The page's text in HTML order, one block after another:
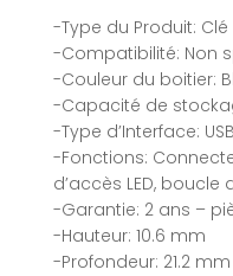
-Type du Produit: Clé
-Compatibilité: Non
-Couleur du boitier:
-Capacité de
-Type d’Interface:
-Fonctions:
d’accès LED,
-Garantie: 2 ans –
-Hauteur: 10.6 mm
-Profondeur: 21.2 mm